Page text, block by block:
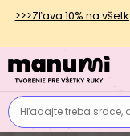
>>>Zľava 10% na
Hľadajte treba srdce,